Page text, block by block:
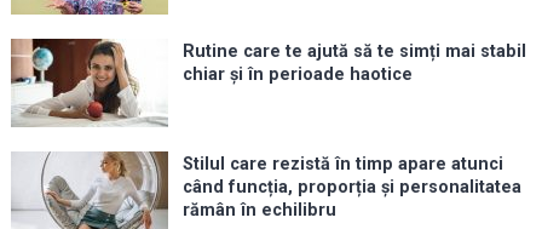
Rutine care te ajută să te simți mai stabil
chiar și în perioade haotice
Stilul care rezistă în timp apare atunci
când funcția, proporția și personalitatea
rămân în echilibru